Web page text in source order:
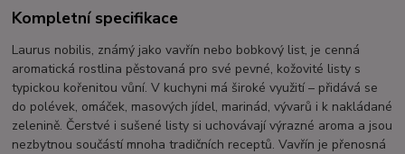
Kompletní specifikace
Laurus nobilis, známý jako vavřín nebo bobkový list, je cenná
aromatická rostlina pěstovaná pro své pevné, kožovité listy s
typickou kořenitou vůní. V kuchyni má široké využití – přidává se
do polévek, omáček, masových jídel, marinád, vývarů i k nakládané
zelenině. Čerstvé i sušené listy si uchovávají výrazné aroma a jsou
nezbytnou součástí mnoha tradičních receptů. Vavřín je přenosná